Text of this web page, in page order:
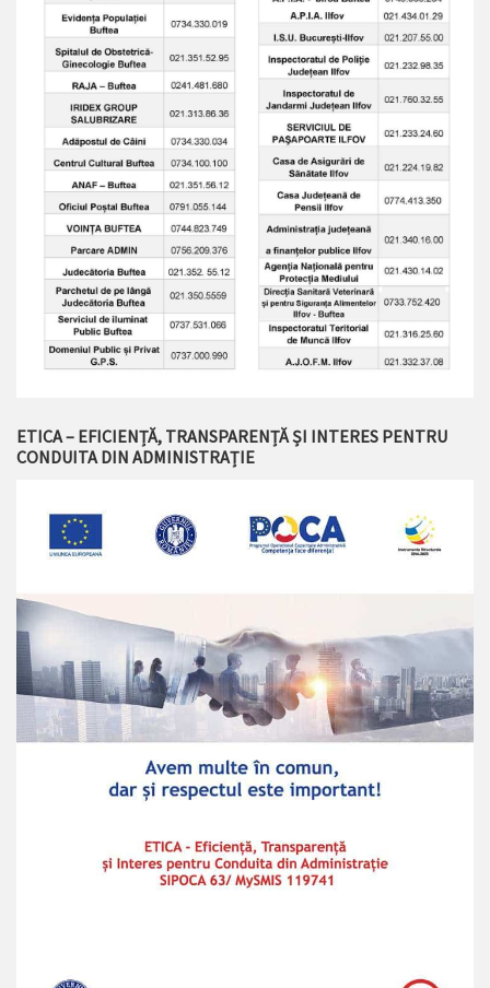
ETICA – EFICIENȚĂ, TRANSPARENȚĂ ȘI INTERES PENTRU
CONDUITA DIN ADMINISTRAȚIE